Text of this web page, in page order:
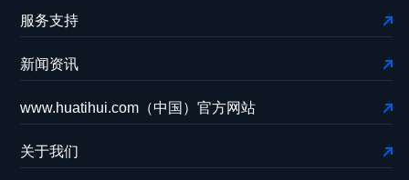
服务支持
新闻资讯
www.huatihui.com（中国）官方网站
关于我们